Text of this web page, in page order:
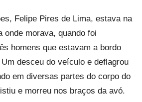
Felipe Pires de Lima, estava na
onde morava, quando foi
homens que estavam a bordo
desceu do veículo e deflagrou
em diversas partes do corpo do
e morreu nos braços da avó.